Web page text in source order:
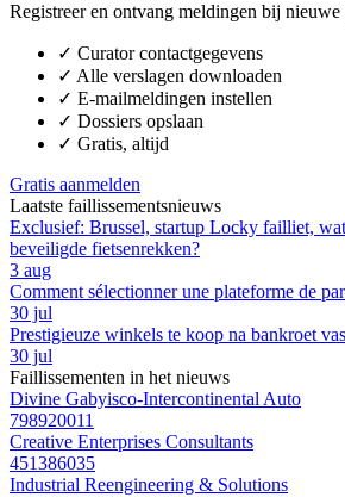
Registreer en ontvang meldingen bij nieuwe
✓ Curator contactgegevens
✓ Alle verslagen downloaden
✓ E-mailmeldingen instellen
✓ Dossiers opslaan
✓ Gratis, altijd
Gratis aanmelden
Laatste faillissementsnieuws
Exclusief: Brussel, startup Locky failliet,
beveiligde fietsenrekken?
3 aug
Comment sélectionner une plateforme de
30 jul
Prestigieuze winkels te koop na bankroet
30 jul
Faillissementen in het nieuws
Divine Gabyisco-Intercontinental Auto
798920011
Creative Enterprises Consultants
451386035
Industrial Reengineering & Solutions